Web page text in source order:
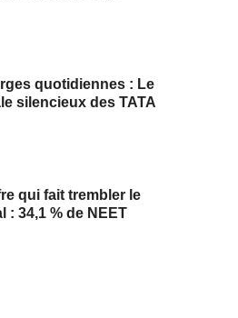
quotidiennes : Le
silencieux des TATA
qui fait trembler le
: 34,1 % de NEET